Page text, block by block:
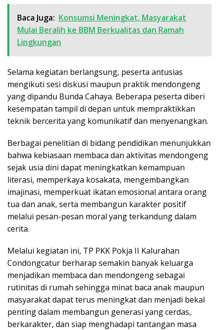
Baca Juga: Konsumsi Meningkat, Masyarakat
Mulai Beralih ke BBM Berkualitas dan Ramah
Lingkungan
Selama kegiatan berlangsung, peserta antusias
mengikuti sesi diskusi maupun praktik mendongeng
yang dipandu Bunda Cahaya. Beberapa peserta diberi
kesempatan tampil di depan untuk mempraktikkan
teknik bercerita yang komunikatif dan menyenangkan.
Berbagai penelitian di bidang pendidikan menunjukkan
bahwa kebiasaan membaca dan aktivitas mendongeng
sejak usia dini dapat meningkatkan kemampuan
literasi, memperkaya kosakata, mengembangkan
imajinasi, memperkuat ikatan emosional antara orang
tua dan anak, serta membangun karakter positif
melalui pesan-pesan moral yang terkandung dalam
cerita.
Melalui kegiatan ini, TP PKK Pokja II Kalurahan
Condongcatur berharap semakin banyak keluarga
menjadikan membaca dan mendongeng sebagai
rutinitas di rumah sehingga minat baca anak maupun
masyarakat dapat terus meningkat dan menjadi bekal
penting dalam membangun generasi yang cerdas,
berkarakter, dan siap menghadapi tantangan masa